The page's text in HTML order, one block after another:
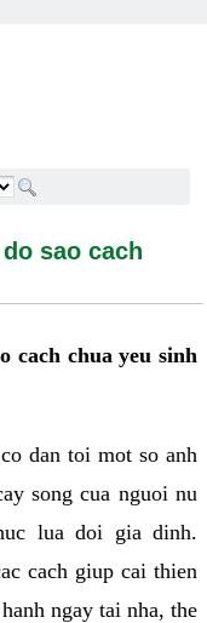
cach chua yeu
sao cach
cach chua yeu sinh
dan toi mot so anh
song cua nguoi nu
lua doi gia dinh.
cach giup cai thien
ngay tai nha, the